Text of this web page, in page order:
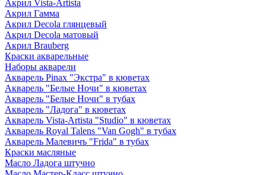
Акрил Vista-Artista
Акрил Гамма
Акрил Decola глянцевый
Акрил Decola матовый
Акрил Brauberg
Краски акварельные
Наборы акварели
Акварель Pinax "Экстра" в кюветах
Акварель "Белые Ночи" в кюветах
Акварель "Белые Ночи" в тубах
Акварель "Ладога" в кюветах
Акварель Vista-Artista "Studio" в кюветах
Акварель Royal Talens "Van Gogh" в тубах
Акварель Малевичъ "Frida" в тубах
Краски масляные
Масло Ладога штучно